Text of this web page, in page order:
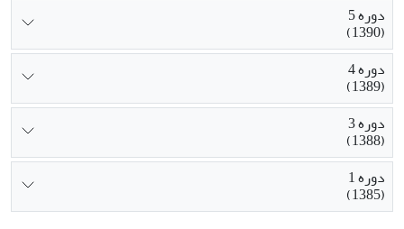
دوره 5
(1390)
دوره 4
(1389)
دوره 3
(1388)
دوره 1
(1385)